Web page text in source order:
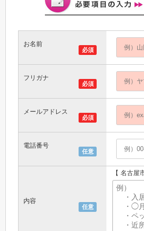
必須
お名前
必須
フリガナ
必須
メールアドレス
任意
電話番号
任意
内容
【 名古屋